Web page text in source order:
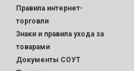
Правила интернет-
торговли
Знаки и правила ухода за
товарами
Документы СОУТ